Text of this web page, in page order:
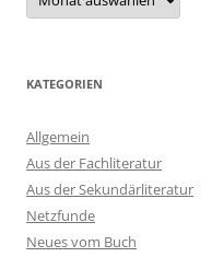
KATEGORIEN
Allgemein
Aus der Fachliteratur
Aus der Sekundärliteratur
Netzfunde
Neues vom Buch